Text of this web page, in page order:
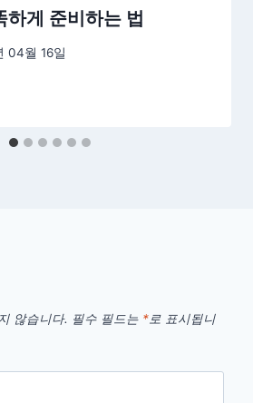
하게 준비하는 법
04월 16일
않습니다. 필수 필드는 *로 표시됩니